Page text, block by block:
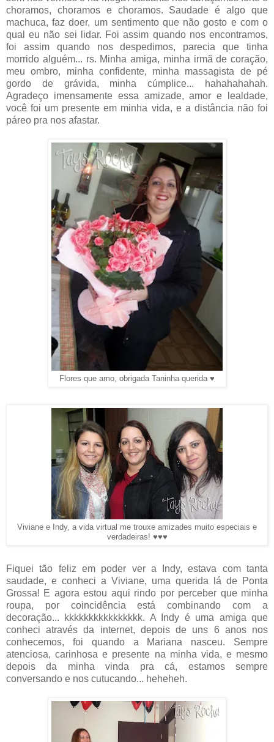
choramos, choramos e choramos. Saudade é algo que
machuca, faz doer, um sentimento que não gosto e com o
qual eu não sei lidar. Foi assim quando nos encontramos,
foi assim quando nos despedimos, parecia que tinha
morrido alguém... rs. Minha amiga, minha irmã de coração,
meu ombro, minha confidente, minha massagista de pé
gordo de grávida, minha cúmplice... hahahahahah.
Agradeço imensamente essa amizade, amor e lealdade,
você foi um presente em minha vida, e a distância não foi
páreo pra nos afastar.
Flores que amo, obrigada Taninha querida ♥
Viviane e Indy, a vida virtual me trouxe amizades muito especiais e
verdadeiras! ♥♥♥
Fiquei tão feliz em poder ver a Indy, estava com tanta
saudade, e conheci a Viviane, uma querida lá de Ponta
Grossa! E agora estou aqui rindo por perceber que minha
roupa, por coincidência está combinando com a
decoração... kkkkkkkkkkkkkkkk. A Indy é uma amiga que
conheci através da internet, depois de uns 6 anos nos
conhecemos, foi quando a Mariana nasceu. Sempre
atenciosa, carinhosa e presente na minha vida, e mesmo
depois da minha vinda pra cá, estamos sempre
conversando e nos cutucando... heheheh.